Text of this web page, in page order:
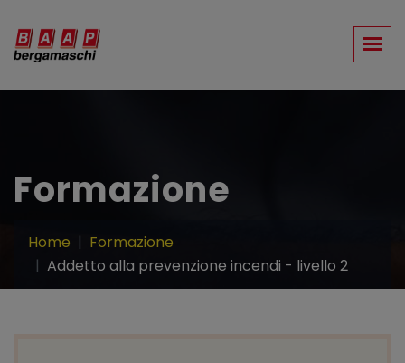
Formazione
Home
Formazione
Addetto alla prevenzione incendi - livello 2